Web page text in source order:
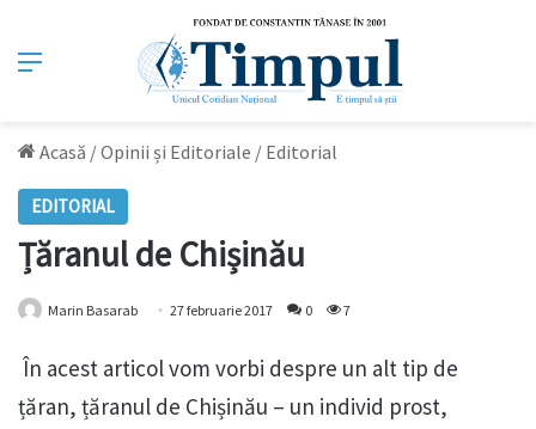
Meniu
Acasă /Opinii și Editoriale / Editorial
EDITORIAL
Țăranul de Chișinău
Marin Basarab 27 februarie 2017 0 7
În acest articol vom vorbi despre un alt tip de
țăran, țăranul de Chișinău – un individ prost,